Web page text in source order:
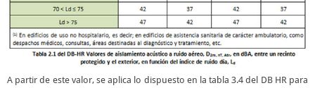
A partir de este valor, se aplica lo dispuesto en la tabla 3.4 del DB HR para